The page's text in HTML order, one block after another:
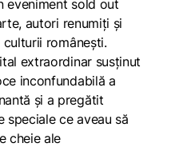
eveniment sold out
autori renumiți și
românești.
extraordinar susținut
inconfundabilă a
și a pregătit
speciale ce aveau să
cheie ale